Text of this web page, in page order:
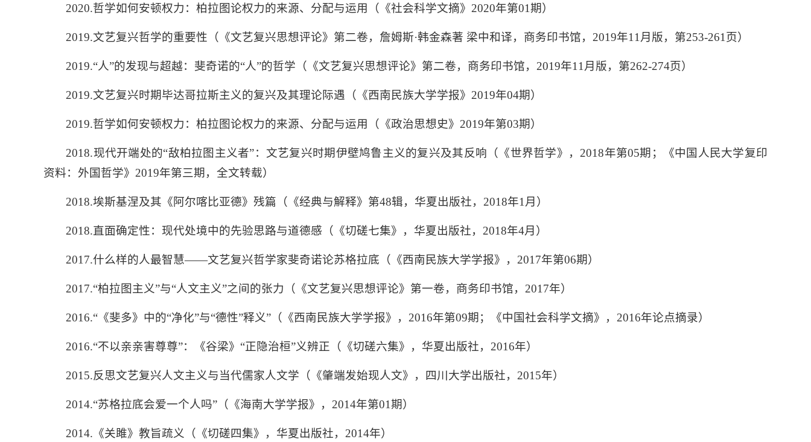
2020.哲学如何安顿权力：柏拉图论权力的来源、分配与运用（《社会科学文摘》 2020年第01期）
2019.文艺复兴哲学的重要性（《文艺复兴思想评论》第二卷，詹姆斯·韩金森著 梁中和译，商务印书馆， 2019年11 月版，第253-261 页）
2019.“人”的发现与超越：斐奇诺的“人”的哲学（《文艺复兴思想评论》第二卷，商务印书馆， 2019年11 月版，第262-274页）
2019.文艺复兴时期毕达哥拉斯主义的复兴及其理论际遇（《西南民族大学学报》 2019年04期）
2019.哲学如何安顿权力：柏拉图论权力的来源、分配与运用（《政治思想史》 2019年第03期）
2018.现代开端处的“敌柏拉图主义者”：文艺复兴时期伊壁鸠鲁主义的复兴及其反响（《世界哲学》， 2018年第05期；《中国人民大学复印
资料：外国哲学》 2019年第三期，全文转载）
2018.埃斯基涅及其《阿尔喀比亚德》残篇（《经典与解释》第48辑，华夏出版社， 2018年1 月）
2018.直面确定性：现代处境中的先验思路与道德感（《切磋七集》，华夏出版社， 2018年4月）
2017.什么样的人最智慧——文艺复兴哲学家斐奇诺论苏格拉底（《西南民族大学学报》， 2017年第06期）
2017.“柏拉图主义”与“人文主义”之间的张力（《文艺复兴思想评论》第一卷，商务印书馆， 2017年）
2016.“ 《斐多》中的“净化”与“德性”释义” （《西南民族大学学报》， 2016年第09期；《中国社会科学文摘》， 2016年论点摘录）
2016.“不以亲亲害尊尊”：《谷梁》 “正隐治桓”义辨正（《切磋六集》，华夏出版社， 2016年）
2015.反思文艺复兴人文主义与当代儒家人文学（《肇端发始现人文》，四川大学出版社， 2015年）
2014.“苏格拉底会爱一个人吗” （《海南大学学报》， 2014年第01期）
2014. 《关雎》教旨疏义（《切磋四集》，华夏出版社， 2014年）